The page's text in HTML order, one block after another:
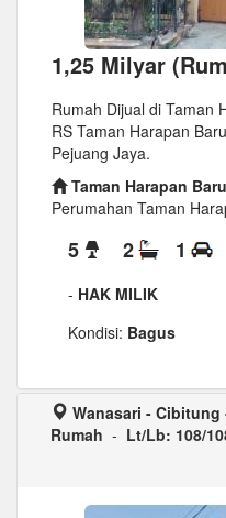
1,25 Milyar
Rumah Dijual di Taman
RS Taman Harapan
Pejuang Jaya.
Taman Harapan Baru
Perumahan Taman
5 2 1
- HAK MILIK
Kondisi: Bagus
Wanasari - Cibitung
Rumah - Lt/Lb: 108/